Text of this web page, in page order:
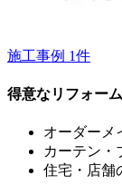
施工事例 1件
得意なリフォーム
オーダーメ
カーテン・
住宅・店舗